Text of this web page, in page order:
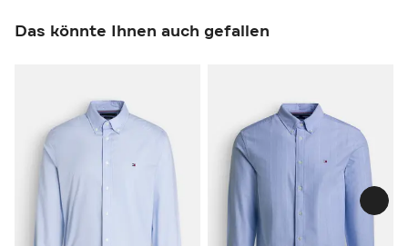
Das könnte Ihnen auch gefallen